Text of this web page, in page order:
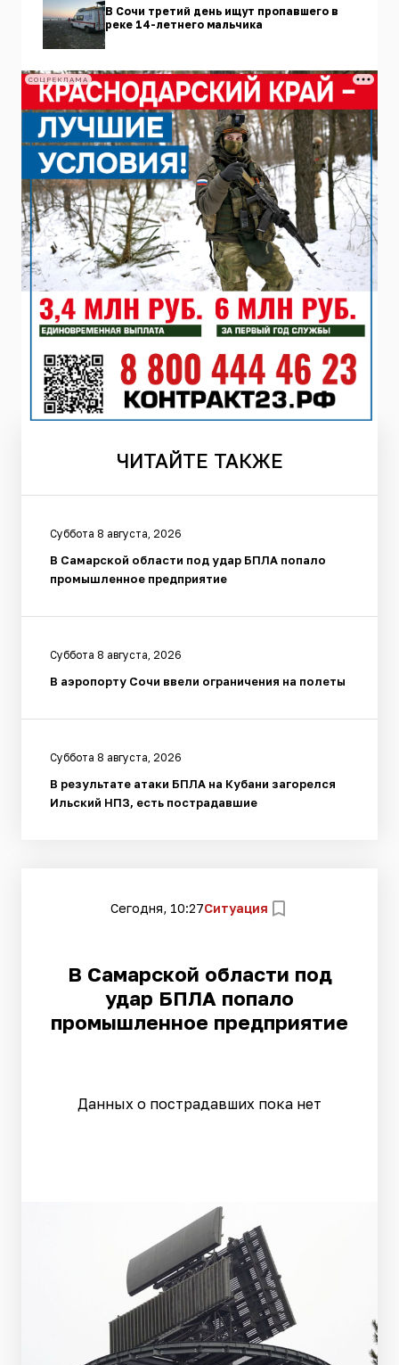
В Сочи третий день ищут пропавшего в
реке 14-летнего мальчика
СОЦРЕКЛАМА
ЧИТАЙТЕ ТАКЖЕ
Суббота 8 августа, 2026
В Самарской области под удар БПЛА попало
промышленное предприятие
Суббота 8 августа, 2026
В аэропорту Сочи ввели ограничения на полеты
Суббота 8 августа, 2026
В результате атаки БПЛА на Кубани загорелся
Ильский НПЗ, есть пострадавшие
Сегодня, 10:27Ситуация
В Самарской области под
удар БПЛА попало
промышленное предприятие
Данных о пострадавших пока нет